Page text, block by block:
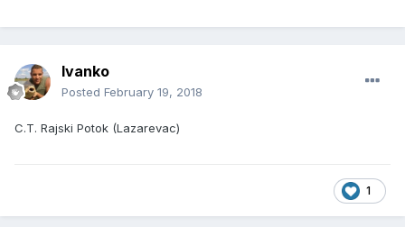
Ivanko
Posted February 19, 2018
C.T. Rajski Potok (Lazarevac)
1